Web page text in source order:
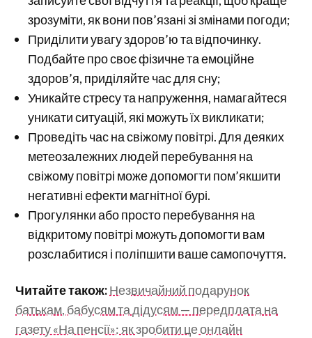
зрозуміти, як вони пов’язані зі змінами погоди;
Приділити увагу здоров’ю та відпочинку.
Подбайте про своє фізичне та емоційне
здоров’я, приділяйте час для сну;
Уникайте стресу та напруження, намагайтеся
уникати ситуацій, які можуть їх викликати;
Проведіть час на свіжому повітрі. Для деяких
метеозалежних людей перебування на
свіжому повітрі може допомогти пом’якшити
негативні ефекти магнітної бурі.
Прогулянки або просто перебування на
відкритому повітрі можуть допомогти вам
розслабитися і поліпшити ваше самопочуття.
Читайте також:Незвичайний подарунок
батькам, бабусям та дідусям — передплата на
газету «На пенсії»: як зробити це онлайн